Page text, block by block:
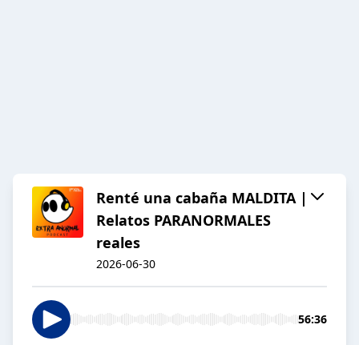
Renté una cabaña MALDITA |
Relatos PARANORMALES
reales
2026-06-30
56:36